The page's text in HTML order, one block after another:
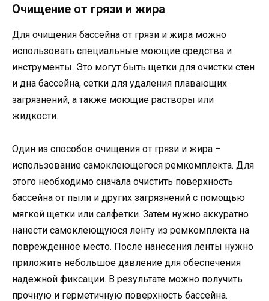
Очищение от грязи и жира
Для очищения бассейна от грязи и жира можно
использовать специальные моющие средства и
инструменты. Это могут быть щетки для очистки стен
и дна бассейна, сетки для удаления плавающих
загрязнений, а также моющие растворы или
жидкости.
Один из способов очищения от грязи и жира –
использование самоклеющегося ремкомплекта. Для
этого необходимо сначала очистить поверхность
бассейна от пыли и других загрязнений с помощью
мягкой щетки или салфетки. Затем нужно аккуратно
нанести самоклеющуюся ленту из ремкомплекта на
поврежденное место. После нанесения ленты нужно
приложить небольшое давление для обеспечения
надежной фиксации. В результате можно получить
прочную и герметичную поверхность бассейна.